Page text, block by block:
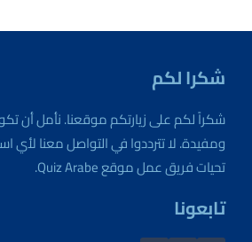
شكرا لكم
شكراً لكم على زيارتكم موقعنا. نأمل أن
ومفيدة. لا تترددوا في التواصل معنا لأي
تحيات فريق عمل موقع Quiz Arabe.
تابعونا